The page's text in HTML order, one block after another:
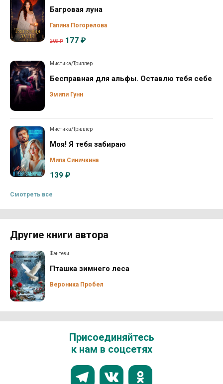
Багровая луна
Галина Погорелова
209 ₽ 177 ₽
Мистика/Триллер
Бесправная для альфы. Оставлю тебя себе
Эмили Гунн
Мистика/Триллер
Моя! Я тебя забираю
Мила Синичкина
139 ₽
Смотреть все
Другие книги автора
Фэнтези
Пташка зимнего леса
Вероника Пробел
Присоединяйтесь
к нам в соцсетях